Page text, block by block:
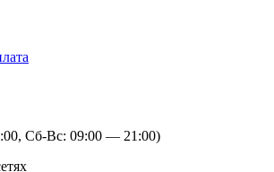
Сб-Вс: 09:00 — 21:00)